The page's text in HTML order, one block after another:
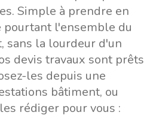
Simple à prendre en
pourtant l'ensemble du
sans la lourdeur d'un
devis travaux sont prêts
les depuis une
bâtiment, ou
rédiger pour vous :